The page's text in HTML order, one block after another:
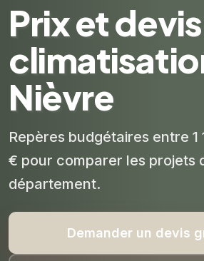
Prix et devis
Nièvre
Repères budgétaires entre 1
€ pour comparer les projets
département.
Demander un devis